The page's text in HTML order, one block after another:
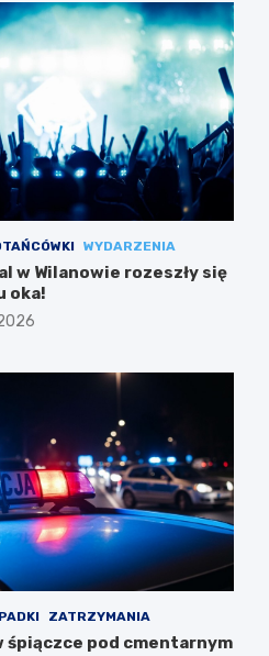
WYDARZENIA
w Wilanowie rozeszły się
oka!
ZATRZYMANIA
śpiączce pod cmentarnym